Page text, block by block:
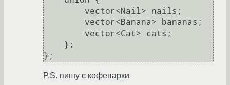
};
P.S. пишу с кофеварки